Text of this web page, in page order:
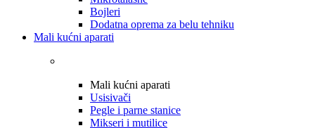
Bojleri
Dodatna oprema za belu tehniku
Mali kućni aparati
Mali kućni aparati
Usisivači
Pegle i parne stanice
Mikseri i mutilice